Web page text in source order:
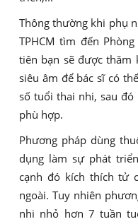
Thông thường khi phụ
TPHCM tìm đến
tiên bạn sẽ được thăm
siêu âm để bác sĩ có
số tuổi thai nhi, sau
phù hợp.
Phương pháp dùng
dụng làm sự phát
cạnh đó kích thích tử
ngoài. Tuy nhiên
nhi nhỏ hơn 7 tuần